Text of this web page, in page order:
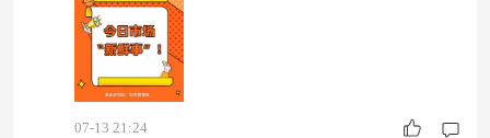
析】 今日市场继续回调，核心原因在于杠杆资金
集中出清，而非基本面出现明显恶化。 前期科技
成长赛道持续走强，积累了较大规模的融资盘。随
着市场波动加剧，部分杠杆
07-13 21:24